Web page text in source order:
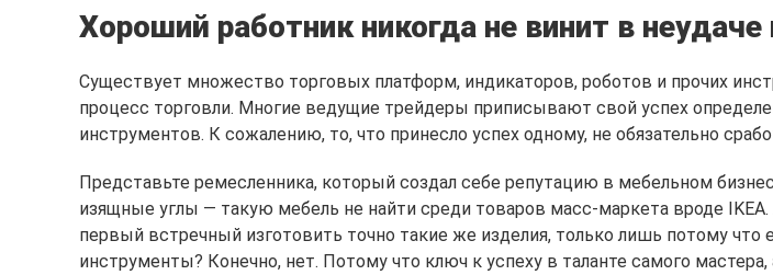
Хороший работник никогда не винит в
Существует множество торговых платформ, индикаторов, роботов и прочих
процесс торговли. Многие ведущие трейдеры приписывают свой успех
инструментов. К сожалению, то, что принесло успех одному, не обязательно
Представьте ремесленника, который создал себе репутацию в мебельном
изящные углы — такую мебель не найти среди товаров масс-маркета вроде
первый встречный изготовить точно такие же изделия, только лишь потому
инструменты? Конечно, нет. Потому что ключ к успеху в таланте самого